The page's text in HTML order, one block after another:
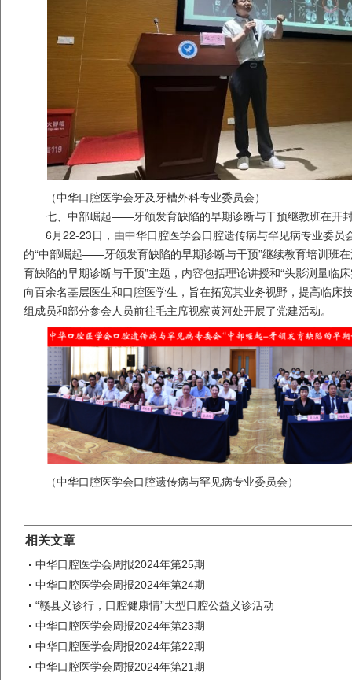
（中华口腔医学会牙及牙槽外科专业委员会）
七、中部崛起——牙颌发育缺陷的早期诊断与干预继教班在开
6月22-23日，由中华口腔医学会口腔遗传病与罕见病专业委员
的“中部崛起——牙颌发育缺陷的早期诊断与干预”继续教育培训班
育缺陷的早期诊断与干预”主题，内容包括理论讲授和“头影测量临
向百余名基层医生和口腔医学生，旨在拓宽其业务视野，提高临床
组成员和部分参会人员前往毛主席视察黄河处开展了党建活动。
（中华口腔医学会口腔遗传病与罕见病专业委员会）
相关文章
中华口腔医学会周报2024年第25期
中华口腔医学会周报2024年第24期
“赣县义诊行，口腔健康情”大型口腔公益义诊活动
中华口腔医学会周报2024年第23期
中华口腔医学会周报2024年第22期
中华口腔医学会周报2024年第21期